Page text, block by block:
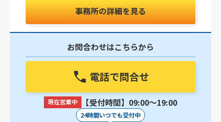
事務所の詳細を見る
お問合わせはこちらから
電話で問合せ
現在営業中 【受付時間】09:00〜19:00
24時間いつでも受付中